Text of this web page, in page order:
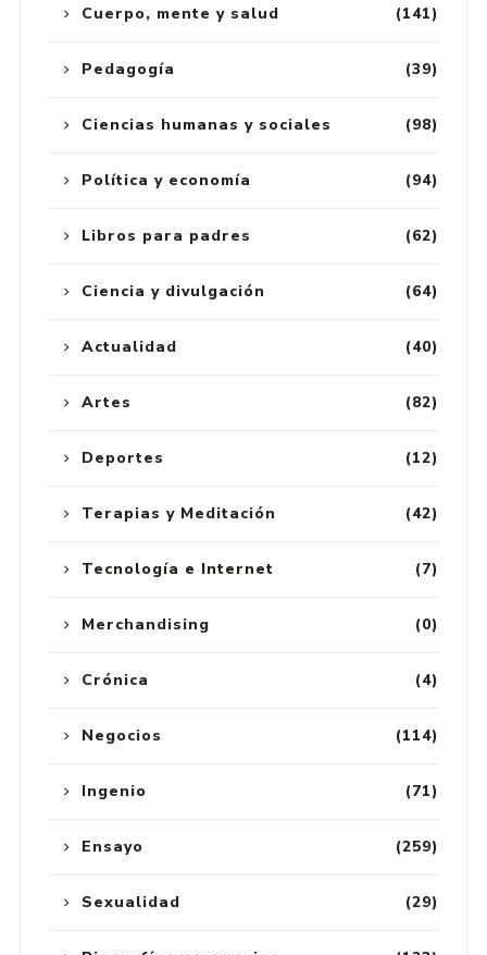
(141)
Cuerpo, mente y salud
(39)
Pedagogía
(98)
Ciencias humanas y sociales
(94)
Política y economía
(62)
Libros para padres
(64)
Ciencia y divulgación
(40)
Actualidad
(82)
Artes
(12)
Deportes
(42)
Terapias y Meditación
(7)
Tecnología e Internet
(0)
Merchandising
(4)
Crónica
(114)
Negocios
(71)
Ingenio
(259)
Ensayo
(29)
Sexualidad